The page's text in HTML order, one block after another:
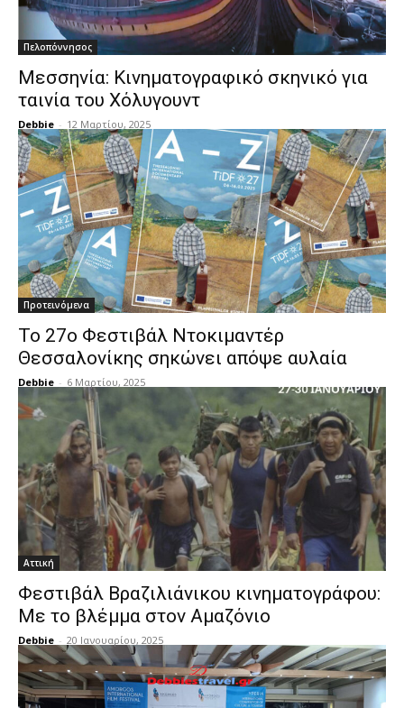
Πελοπόννησος
Μεσσηνία: Κινηματογραφικό σκηνικό για
ταινία του Χόλυγουντ
Debbie - 12 Μαρτίου, 2025
Προτεινόμενα
Το 27ο Φεστιβάλ Ντοκιμαντέρ
Θεσσαλονίκης σηκώνει απόψε αυλαία
Debbie - 6 Μαρτίου, 2025
Αττική
Φεστιβάλ Βραζιλιάνικου κινηματογράφου:
Με το βλέμμα στον Αμαζόνιο
Debbie - 20 Ιανουαρίου, 2025